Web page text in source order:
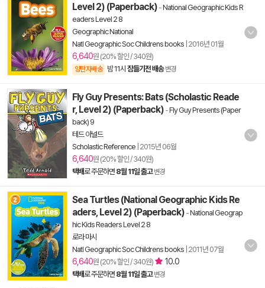
Level 2) (Paperback) -National Geographic Kids R
eaders Level 2 8
Geographic National
Natl Geographic Soc Childrens books 2016년 01월
6,640원 (20% 할인 / 340원)
양탄자배송 밤 11시 잠들기전 배송 변경
Fly Guy Presents: Bats (Scholastic Reade
r, Level 2) (Paperback) -Fly Guy Presents (Paper
back) 9
테드 아널드
Scholastic Reference 2015년 06월
6,640원 (20% 할인 / 340원)
택배로 주문하면 8월 11일 출고 변경
Sea Turtles (National Geographic Kids Re
aders, Level 2) (Paperback) -National Geograp
hic Kids Readers Level 2 8
로라 마시
Natl Geographic Soc Childrens books 2011년 07월
6,640원 (20% 할인 / 340원) 10.0
택배로 주문하면 8월 11일 출고 변경